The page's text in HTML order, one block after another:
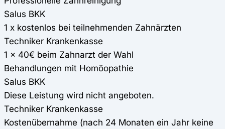
Salus BKK
1 x kostenlos bei teilnehmenden Zahnärzten
Techniker Krankenkasse
1 x 40€ beim Zahnarzt der Wahl
Behandlungen mit Homöopathie
Salus BKK
Diese Leistung wird nicht angeboten.
Techniker Krankenkasse
Kostenübernahme (nach 24 Monaten ein Jahr keine